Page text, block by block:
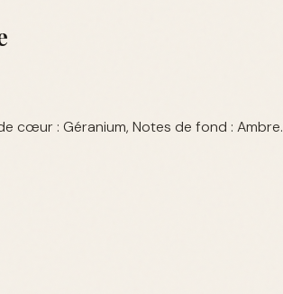
cœur : Géranium, Notes de fond : Ambre.